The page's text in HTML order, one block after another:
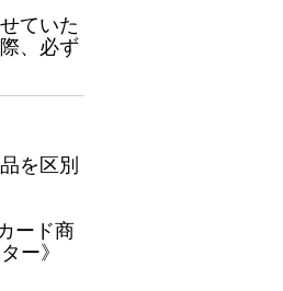
ていた
、必ず
を区別
ード商
ー》